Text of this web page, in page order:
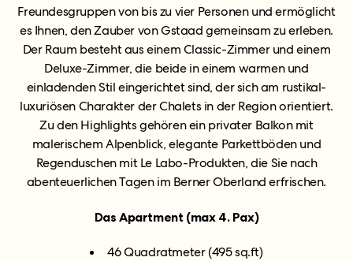
Freundesgruppen von bis zu vier Personen und ermöglicht
es Ihnen, den Zauber von Gstaad gemeinsam zu erleben.
Der Raum besteht aus einem Classic-Zimmer und einem
Deluxe-Zimmer, die beide in einem warmen und
einladenden Stil eingerichtet sind, der sich am rustikal-
luxuriösen Charakter der Chalets in der Region orientiert.
Zu den Highlights gehören ein privater Balkon mit
malerischem Alpenblick, elegante Parkettböden und
Regenduschen mit Le Labo-Produkten, die Sie nach
abenteuerlichen Tagen im Berner Oberland erfrischen.
DasApartment (max 4. Pax)
46 Quadratmeter (495 sq.ft)